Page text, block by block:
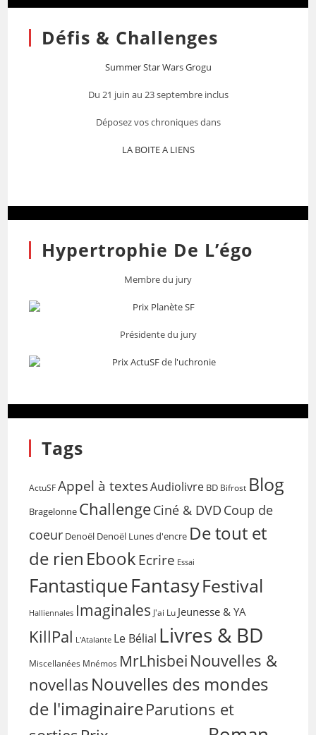
Défis & Challenges
Summer Star Wars Grogu
Du 21 juin au 23 septembre inclus
Déposez vos chroniques dans
LA BOITE A LIENS
Hypertrophie De L’égo
Membre du jury
Présidente du jury
Tags
ActuSF Appel à textesAudiolivre BD Bifrost Blog
Bragelonne ChallengeCiné & DVD Coup de
coeur Denoël Denoël Lunes d'encre De tout et
de rien EbookEcrire Essai
FantastiqueFantasyFestival
Halliennales Imaginales J'ai Lu Jeunesse & YA
KillPal L'Atalante Le Bélial Livres & BD
Miscellanées Mnémos MrLhisbei Nouvelles &
novellas Nouvelles des mondes
de l'imaginaireParutions et